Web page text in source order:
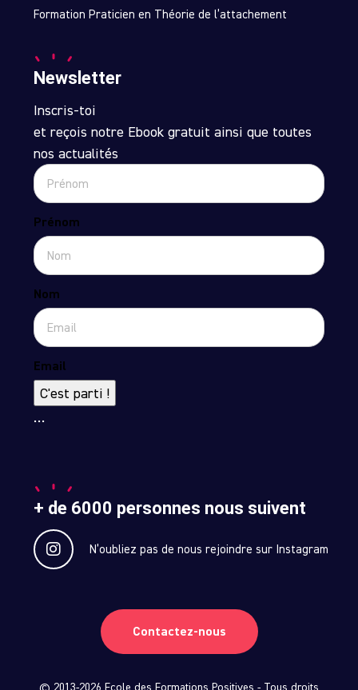
Formation Praticien en Théorie de l’attachement
Newsletter
Inscris-toi
et reçois notre Ebook gratuit ainsi que toutes
nos actualités
Prénom
Nom
Email
C'est parti !
…
+ de 6000 personnes nous suivent
N’oubliez pas de nous rejoindre sur Instagram
Contactez-nous
© 2013-2026 Ecole des Formations Positives - Tous droits